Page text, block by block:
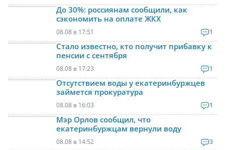
До 30%: россиянам сообщили, как
сэкономить на оплате ЖКХ
08.08 в 17:51 1
Стало известно, кто получит прибавку к
пенсии с сентября
08.08 в 17:23 1
Отсутствием воды у екатеринбуржцев
займется прокуратура
08.08 в 16:03 1
Мэр Орлов сообщил, что
екатеринбуржцам вернули воду
08.08 в 14:52 3